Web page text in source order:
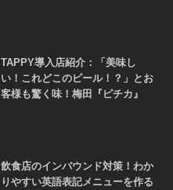
TAPPY導入店紹介：「美味し
い！これどこのビール！？」とお
客様も驚く味！梅田『ピチカ』
飲食店のインバウンド対策！わか
りやすい英語表記メニューを作る